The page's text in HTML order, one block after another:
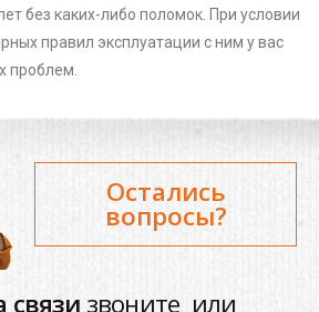
без каких-либо поломок. При условии
правил эксплуатации с ним у вас
проблем.
Остались
вопросы?
связи звоните или